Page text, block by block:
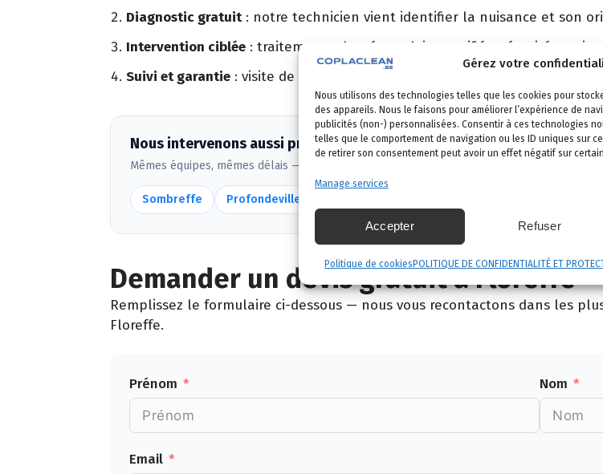
Gérez votre
Nous utilisons des technologies telles que les cookies pour
des appareils. Nous le faisons pour améliorer l’expérience de
publicités (non-) personnalisées. Consentir à ces technologies
telles que le comportement de navigation ou les ID uniques sur
de retirer son consentement peut avoir un effet négatif sur
Manage services
Accepter Refuser
Politique de cookiesPOLITIQUE DE CONFIDENTIALITÉ ET
Diagnostic gratuit: notre technicien vient identifier la nuisance et son
Intervention ciblée : traitement adapté, produits certifiés, sécurité
Suivi et garantie : visite de contrôle et garantie de résultat.
Nous intervenons aussi près de Floreffe
Mêmes équipes, mêmes délais — voir
Sombreffe Profondeville
Demander un devis gratuit à Floreffe
Remplissez le formulaire ci-dessous — nous vous recontactons dans les
Floreffe.
Prénom Nom
Email